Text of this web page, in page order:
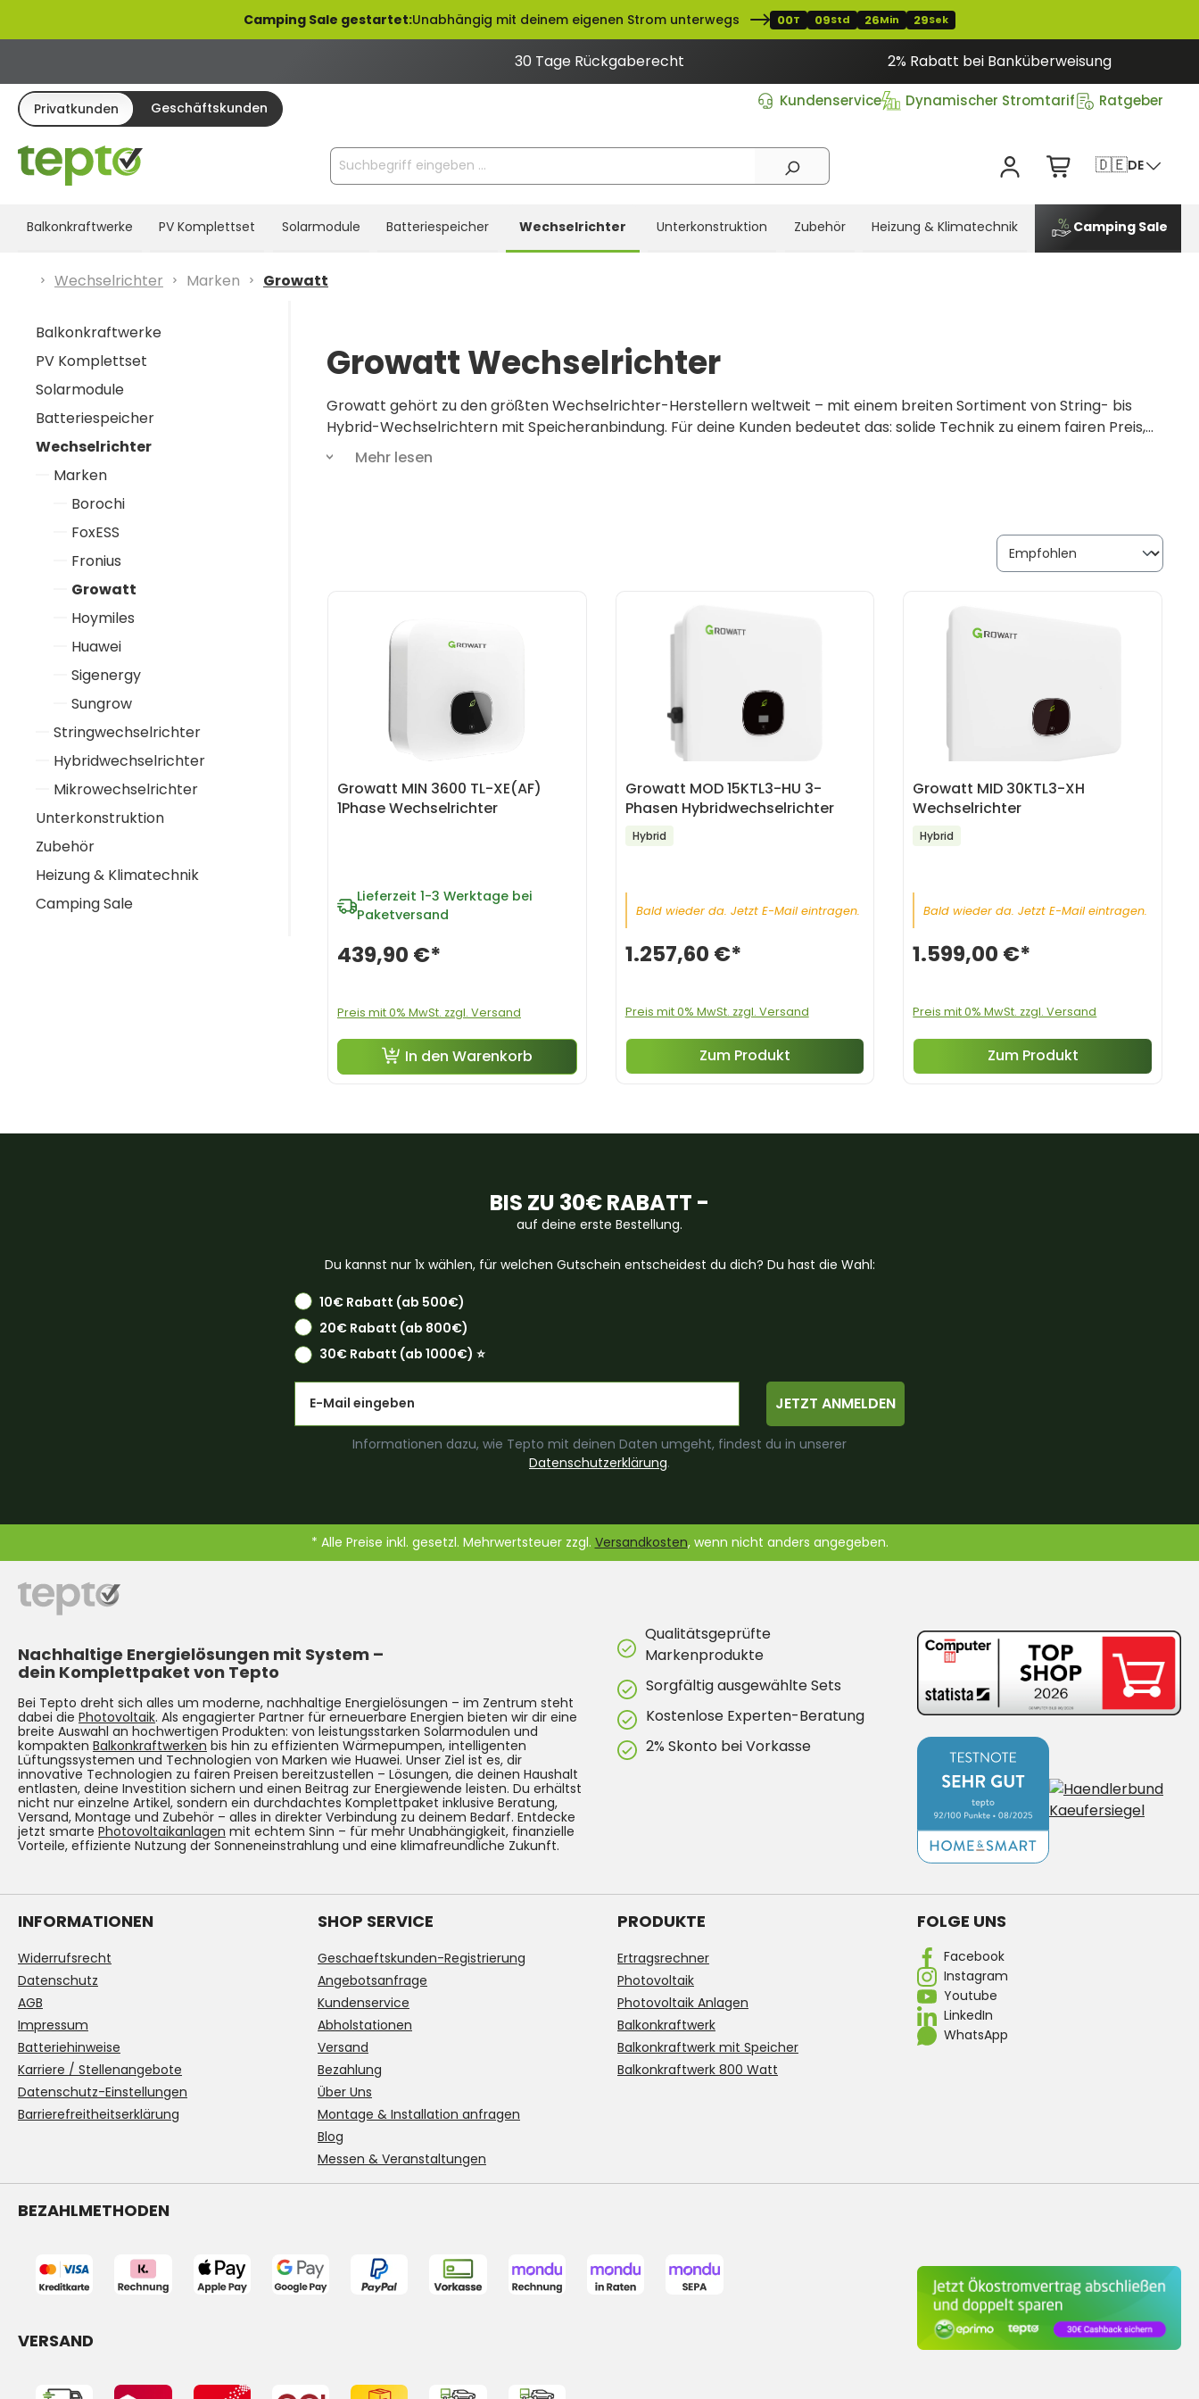
Zur Hauptnavigation springenCamping Sale gestartet:Unabhängig mit deinem eigenen Strom unterwegs 00T 09Std 26Min 28Sek
30 Tage Rückgaberecht 2% Rabatt bei Banküberweisung
Privatkunden Geschäftskunden Kundenservice Dynamischer Stromtarif Ratgeber
🇩🇪DE
Balkonkraftwerke PV Komplettset Solarmodule Batteriespeicher Wechselrichter Unterkonstruktion Zubehör Heizung & Klimatechnik Camping Sale
Wechselrichter Marken Growatt
Balkonkraftwerke
PV Komplettset
Solarmodule
Batteriespeicher
Wechselrichter
Marken
Borochi
FoxESS
Fronius
Growatt
Hoymiles
Huawei
Sigenergy
Sungrow
Stringwechselrichter
Hybridwechselrichter
Mikrowechselrichter
Unterkonstruktion
Zubehör
Heizung & Klimatechnik
Camping Sale
Growatt Wechselrichter
Growatt gehört zu den größten Wechselrichter-Herstellern weltweit – mit einem breiten Sortiment von String- bis
Hybrid-Wechselrichtern mit Speicheranbindung. Für deine Kunden bedeutet das: solide Technik zu einem fairen Preis,
egal ob kleine Dachanlage oder größeres Speichersystem. Ersatzteile und Zubehör sind entsprechend leicht verfügbar.
Mehr lesen
Growatt MIN 3600 TL-XE(AF)
1Phase Wechselrichter
Lieferzeit 1-3 Werktage bei
Paketversand
439,90 €*
Preis mit 0% MwSt. zzgl. Versand
In den Warenkorb
Growatt MOD 15KTL3-HU 3-
Phasen Hybridwechselrichter
Hybrid
Bald wieder da. Jetzt E-Mail eintragen.
1.257,60 €*
Preis mit 0% MwSt. zzgl. Versand
Zum Produkt
Growatt MID 30KTL3-XH
Wechselrichter
Hybrid
Bald wieder da. Jetzt E-Mail eintragen.
1.599,00 €*
Preis mit 0% MwSt. zzgl. Versand
Zum Produkt
BIS ZU 30€ RABATT -
auf deine erste Bestellung.
Du kannst nur 1x wählen, für welchen Gutschein entscheidest du dich? Du hast die Wahl:
10€ Rabatt (ab 500€)
20€ Rabatt (ab 800€)
30€ Rabatt (ab 1000€) ⭐️
JETZT ANMELDEN
Informationen dazu, wie Tepto mit deinen Daten umgeht, findest du in unserer
Datenschutzerklärung.
* Alle Preise inkl. gesetzl. Mehrwertsteuer zzgl. Versandkosten, wenn nicht anders angegeben.
Nachhaltige Energielösungen mit System –
dein Komplettpaket von Tepto
Bei Tepto dreht sich alles um moderne, nachhaltige Energielösungen – im Zentrum steht
dabei die Photovoltaik. Als engagierter Partner für erneuerbare Energien bieten wir dir eine
breite Auswahl an hochwertigen Produkten: von leistungsstarken Solarmodulen und
kompakten Balkonkraftwerken bis hin zu effizienten Wärmepumpen, intelligenten
Lüftungssystemen und Technologien von Marken wie Huawei. Unser Ziel ist es, dir
innovative Technologien zu fairen Preisen bereitzustellen – Lösungen, die deinen Haushalt
entlasten, deine Investition sichern und einen Beitrag zur Energiewende leisten. Du erhältst
nicht nur einzelne Artikel, sondern ein durchdachtes Komplettpaket inklusive Beratung,
Versand, Montage und Zubehör – alles in direkter Verbindung zu deinem Bedarf. Entdecke
jetzt smarte Photovoltaikanlagen mit echtem Sinn – für mehr Unabhängigkeit, finanzielle
Vorteile, effiziente Nutzung der Sonneneinstrahlung und eine klimafreundliche Zukunft.
Qualitätsgeprüfte
Markenprodukte
Sorgfältig ausgewählte Sets
Kostenlose Experten-Beratung
2% Skonto bei Vorkasse
FOLGE UNS
Facebook
Instagram
Youtube
LinkedIn
WhatsApp
INFORMATIONEN
Widerrufsrecht
Datenschutz
AGB
Impressum
Batteriehinweise
Karriere / Stellenangebote
Datenschutz-Einstellungen
Barrierefreitheitserklärung
SHOP SERVICE
Geschaeftskunden-Registrierung
Angebotsanfrage
Kundenservice
Abholstationen
Versand
Bezahlung
Über Uns
Montage & Installation anfragen
Blog
Messen & Veranstaltungen
PRODUKTE
Ertragsrechner
Photovoltaik
Photovoltaik Anlagen
Balkonkraftwerk
Balkonkraftwerk mit Speicher
Balkonkraftwerk 800 Watt
BEZAHLMETHODEN
VERSAND